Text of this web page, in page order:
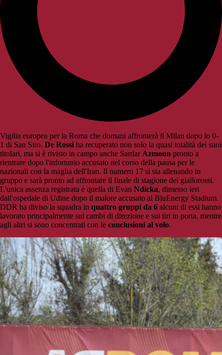
Vigilia europea per la Roma che domani affronterà il Milan dopo lo 0-
1 di San Siro. De Rossi ha recuperato non solo la quasi totalità dei suoi
titolari, ma si è rivisto in campo anche SardarAzmoun pronto a
rientrare dopo l'infortunio accusato nel corso della pausa per le
nazionali con la maglia dell'Iran. Il numero 17 si sta allenando in
gruppo e sarà pronto ad affrontare il finale di stagione dei giallorossi.
L'unica assenza registrata è quella di Evan Ndicka, dimesso ieri
dall'ospedale di Udine dopo il malore accusato al BluEnergy Stadium.
DDR ha diviso la squadra in quattro gruppi da 6 alcuni di essi hanno
lavorato principalmente sui cambi di direzione e sui tiri in porta, mentre
agli altri si sono concentrati con le conclusioni al volo.